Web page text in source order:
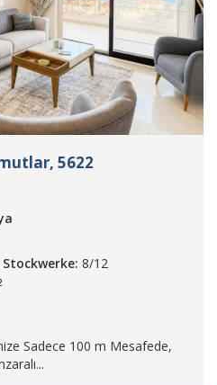
5622
8/12
Sadece 100 m Mesafede,